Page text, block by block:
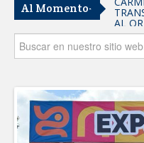
Al Momento-
AL